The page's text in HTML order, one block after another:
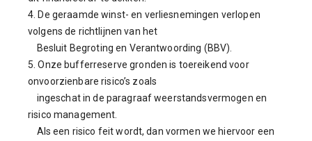
4. De geraamde winst- en verliesnemingen verlopen
volgens de richtlijnen van het
Besluit Begroting en Verantwoording (BBV).
5. Onze bufferreserve gronden is toereikend voor
onvoorzienbare risico’s zoals
ingeschat in de paragraaf weerstandsvermogen en
risico management.
Als een risico feit wordt, dan vormen we hiervoor een